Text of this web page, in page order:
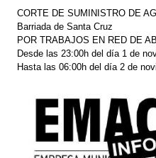
CORTE DE SUMINISTRO DE
Barriada de Santa Cruz
POR TRABAJOS EN RED DE
Desde las 23:00h del día 1 de
Hasta las 06:00h del día 2 de